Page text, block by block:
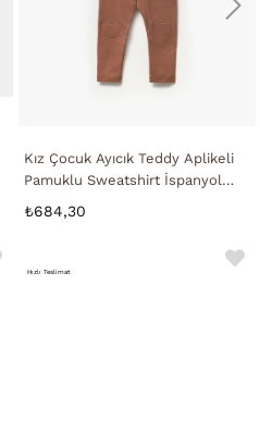
Kız Çocuk Ayıcık Teddy Aplikeli
Pamuklu Sweatshirt İspanyol
₺684,30
Hızlı Teslimat